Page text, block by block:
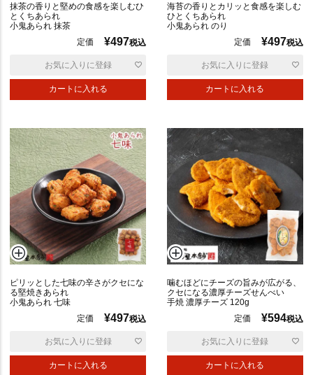
抹茶の香りと堅めの食感を楽しむひ
とくちあられ
小鬼あられ 抹茶
定価
¥497税込
カートに入れる
お気に入りに登録
海苔の香りとカリッと食感を楽しむ
ひとくちあられ
小鬼あられ のり
定価
¥497税込
カートに入れる
お気に入りに登録
ピリッとした七味の辛さがクセにな
る堅焼きあられ
小鬼あられ 七味
定価
¥497税込
カートに入れる
お気に入りに登録
噛むほどにチーズの旨みが広がる、
クセになる濃厚チーズせんべい
手焼 濃厚チーズ 120g
定価
¥594税込
カートに入れる
お気に入りに登録